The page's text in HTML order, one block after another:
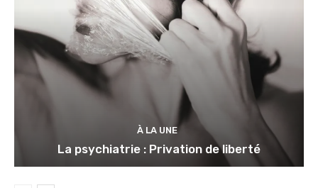
À LA UNE
La psychiatrie : Privation de liberté